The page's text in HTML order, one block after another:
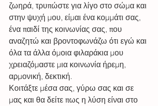
ζωηρά, τρυπώστε για λίγο στο σώμα και
στην ψυχή μου, είμαι ένα κομμάτι σας,
ένα παιδί της κοινωνίας σας, που
αναζητώ και βροντοφωνάζω ότι εγώ και
όλα τα άλλα όμοια φιλαράκια μου
χρειαζόμαστε μια κοινωνία ήρεμη,
αρμονική, δεκτική.
Κοιτάξτε μέσα σας, γύρω σας και σε
μας και θα δείτε πως η λύση είναι στο